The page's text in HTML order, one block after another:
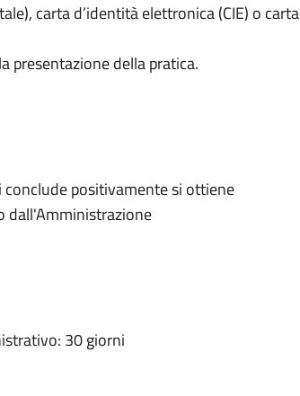
carta d’identità elettronica (CIE) o carta
presentazione della pratica.
positivamente si ottiene
dall'Amministrazione
30 giorni